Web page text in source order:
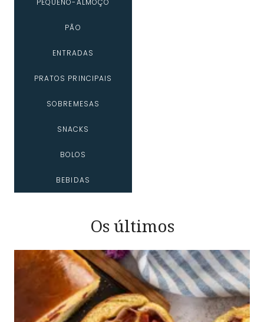
PEQUENO-ALMOÇO
PÃO
ENTRADAS
PRATOS PRINCIPAIS
SOBREMESAS
SNACKS
BOLOS
BEBIDAS
Os últimos